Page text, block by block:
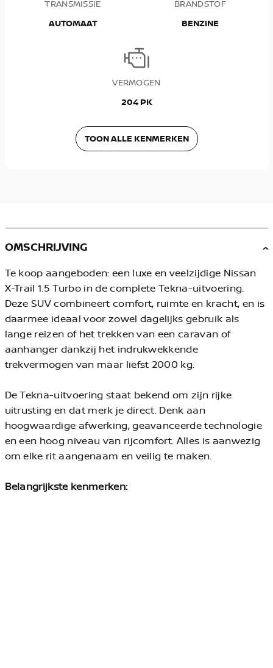
TRANSMISSIE
AUTOMAAT
BRANDSTOF
BENZINE
VERMOGEN
204 PK
TOON ALLE KENMERKEN
OMSCHRIJVING
Te koop aangeboden: een luxe en veelzijdige Nissan
X-Trail 1.5 Turbo in de complete Tekna-uitvoering.
Deze SUV combineert comfort, ruimte en kracht, en is
daarmee ideaal voor zowel dagelijks gebruik als
lange reizen of het trekken van een caravan of
aanhanger dankzij het indrukwekkende
trekvermogen van maar liefst 2000 kg.
De Tekna-uitvoering staat bekend om zijn rijke
uitrusting en dat merk je direct. Denk aan
hoogwaardige afwerking, geavanceerde technologie
en een hoog niveau van rijcomfort. Alles is aanwezig
om elke rit aangenaam en veilig te maken.
Belangrijkste kenmerken: